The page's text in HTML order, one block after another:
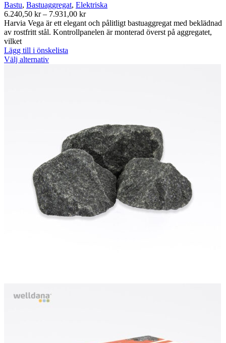
Bastu, Bastuaggregat, Elektriska
6.240,50 kr – 7.931,00 krPrisintervall:
6.240,50 kr
till
Harvia Vega är ett elegant och pålitligt bastuaggregat med beklädnad
av rostfritt stål. Kontrollpanelen är monterad överst på aggregatet,
vilket
Lägg till i önskelista
Välj alternativDen
alternativen
väljas
på
produktsidan